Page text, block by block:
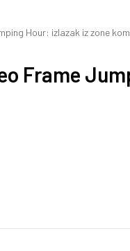
Hour: izlazak iz zone
Frame